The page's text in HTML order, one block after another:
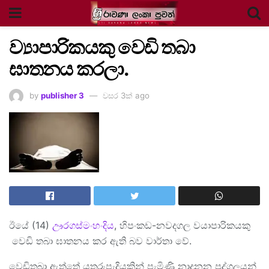
ව්‍යාපාරිකයකු වෙඩි තබා
ඝාතනය කරලා.
by publisher 3 වසර 3ක් ago
ඊයේ (14) ඌරගස්මංහංදිය, හිපංකඩ-නවදගල වයාපාරිකයකු
වෙඩි තබා ඝාතනය කර ඇති බව වාර්තා වේ.
වෙඩිතබා ඇත්තේ යතුරුපැදියකින් පැමිණි නාදුනන පුද්ගලයන්